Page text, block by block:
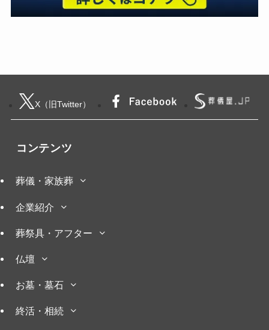
X（旧Twitter）
コンテンツ
葬儀・家族葬
企業紹介
葬祭具・アフター
仏壇
お墓・墓石
終活・相続